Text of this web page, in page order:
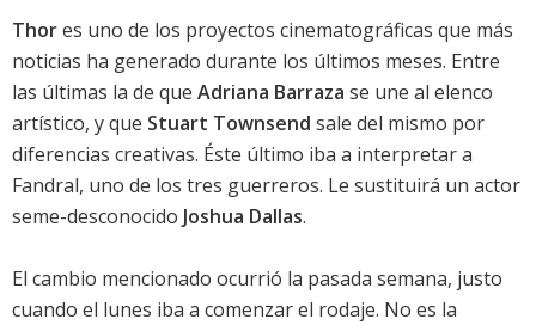
Thores uno de los proyectos cinematográficas que más
noticias ha generado durante los últimos meses. Entre
las últimas la de que Adriana Barraza se une al elenco
artístico, y que Stuart Townsend sale del mismo por
diferencias creativas. Éste último iba a interpretar a
Fandral, uno de los tres guerreros. Le sustituirá un actor
seme-desconocido Joshua Dallas.
El cambio mencionado ocurrió la pasada semana, justo
cuando el lunes iba a comenzar el rodaje. No es la